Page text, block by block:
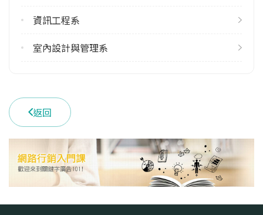
資訊工程系
室內設計與管理系
返回